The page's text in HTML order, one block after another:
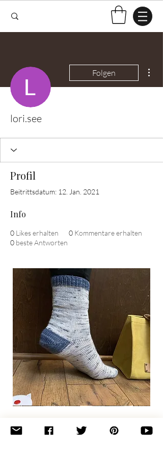
Folgen
lori.see
Profil
Beitrittsdatum: 12. Jan. 2021
Info
0 Likes erhalten 0 Kommentare erhalten
0 beste Antworten
Basic
Socks
Join the newsletter